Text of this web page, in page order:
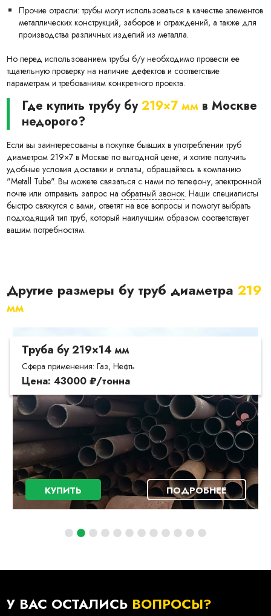
Прочие отрасли: трубы могут использоваться в качестве элементов
металлических конструкций, заборов и ограждений, а также для
производства различных изделий из металла.
Но перед использованием трубы б/у необходимо провести ее
тщательную проверку на наличие дефектов и соответствие
параметрам и требованиям конкретного проекта.
Где купить трубу бу219×7 мм в Москве
недорого?
Если вы заинтересованы в покупке бывших в употреблении труб
диаметром 219×7 в Москве по выгодной цене, и хотите получить
удобные условия доставки и оплаты, обращайтесь в компанию
"Metall Tube". Вы можете связаться с нами по телефону, электронной
почте или отправить запрос наобратный звонок. Наши специалисты
быстро свяжутся с вами, ответят на все вопросы и помогут выбрать
подходящий тип труб, который наилучшим образом соответствует
вашим потребностям.
Другие размеры бу труб диаметра219
мм
Труба бу 219×14 мм
Сфера применения: Газ, Нефть
Цена: 43000 ₽/тонна
КУПИТЬ ПОДРОБНЕЕ
У ВАС ОСТАЛИСЬ ВОПРОСЫ?